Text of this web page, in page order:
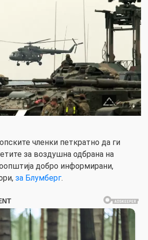
членки петкратно да ги
за воздушна одбрана на
добро информирани,
за Блумберг.